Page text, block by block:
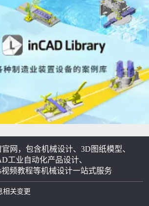
网，包含机械设计、3D图纸模型、
工业自动化产品设计、
视频教程等机械设计一站式服务
相关变更